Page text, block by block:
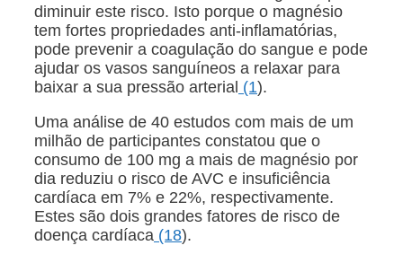
diminuir este risco. Isto porque o magnésio
tem fortes propriedades anti-inflamatórias,
pode prevenir a coagulação do sangue e pode
ajudar os vasos sanguíneos a relaxar para
baixar a sua pressão arterial (1).
Uma análise de 40 estudos com mais de um
milhão de participantes constatou que o
consumo de 100 mg a mais de magnésio por
dia reduziu o risco de AVC e insuficiência
cardíaca em 7% e 22%, respectivamente.
Estes são dois grandes fatores de risco de
doença cardíaca (18).